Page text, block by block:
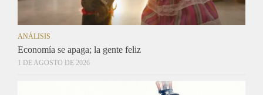
ANÁLISIS
Economía se apaga; la gente feliz
1 DE AGOSTO DE 2026